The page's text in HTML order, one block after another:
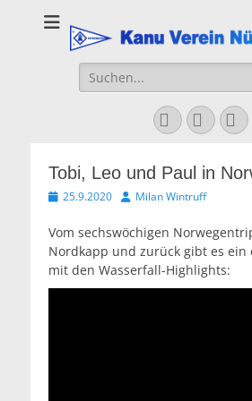
Suchen
nach:
Facebook
YouTube
Tobi, Leo und Paul in
Veröffentlicht
25.9.2020 AutorMilan Wintruff
Vom sechswöchigen
Nordkapp und zurück gibt es ein
mit den Wasserfall-Highlights: